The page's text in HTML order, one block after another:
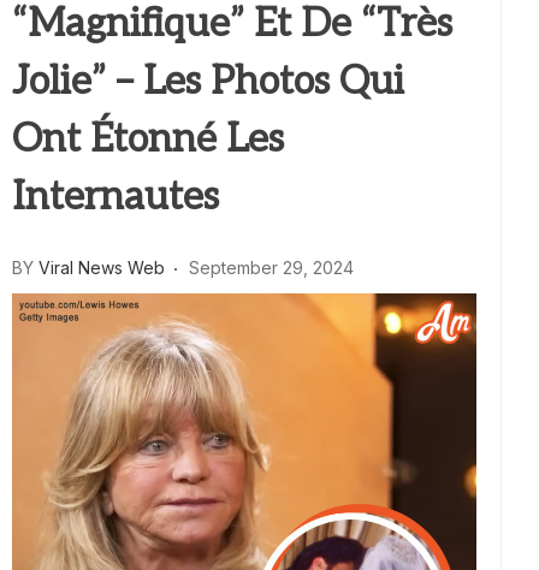
“Magnifique” Et De “Très
Jolie” – Les Photos Qui
Ont Étonné Les
Internautes
BY Viral News Web September 29, 2024